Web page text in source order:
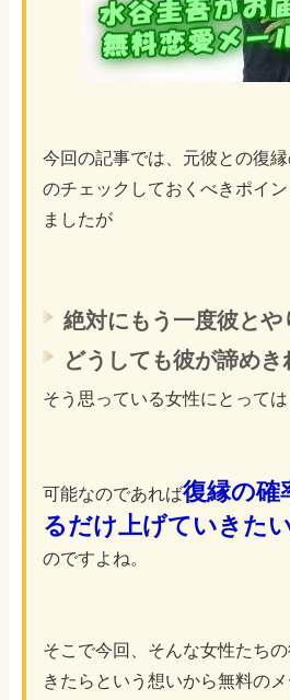
今回の記事では、元彼との復
のチェックしておくべきポイ
ましたが
絶対にもう一度彼とや
どうしても彼が諦めき
そう思っている女性にとっては
可能なのであれば復縁の確
るだけ上げていきた
のですよね。
そこで今回、そんな女性たち
きたらという想いから無料の